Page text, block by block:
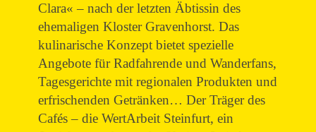
Clara« – nach der letzten Äbtissin des
ehemaligen Kloster Gravenhorst. Das
kulinarische Konzept bietet spezielle
Angebote für Radfahrende und Wanderfans,
Tagesgerichte mit regionalen Produkten und
erfrischenden Getränken… Der Träger des
Cafés – die WertArbeit Steinfurt, ein